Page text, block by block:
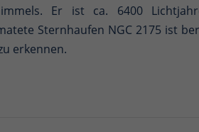
Er ist ca. 6400
Sternhaufen NGC 2175 ist
erkennen.